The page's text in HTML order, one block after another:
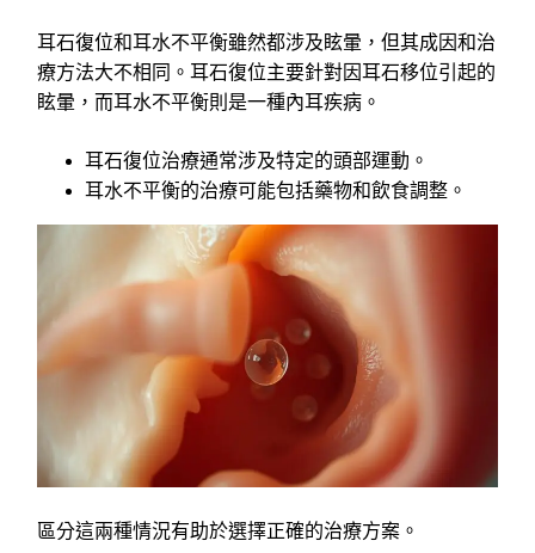
耳石復位和耳水不平衡雖然都涉及眩暈，但其成因和治
療方法大不相同。耳石復位主要針對因耳石移位引起的
眩暈，而耳水不平衡則是一種內耳疾病。
耳石復位治療通常涉及特定的頭部運動。
耳水不平衡的治療可能包括藥物和飲食調整。
區分這兩種情況有助於選擇正確的治療方案。